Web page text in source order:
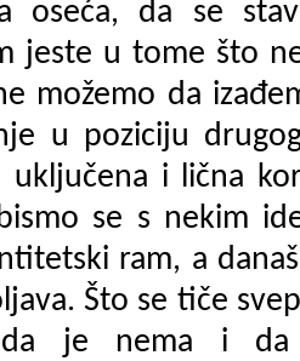
oseća, da se
jeste u tome što
možemo da
u poziciju
uključena i lična
se s nekim
ram, a
Što se tiče
da je nema i da